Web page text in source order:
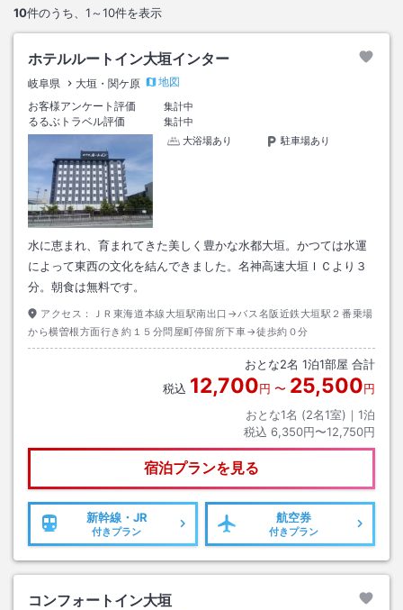
10件のうち、 1～10件を表示
ホテルルートイン大垣インター
岐阜県 大垣・関ケ原
地図
お客様アンケート評価
集計中
るるぶトラベル評価
集計中
大浴場あり
駐車場あり
水に恵まれ、育まれてきた美しく豊かな水都大垣。かつては水運
によって東西の文化を結んできました。名神高速大垣ＩＣより３
分。朝食は無料です。
アクセス：
ＪＲ東海道本線大垣駅南出口→バス名阪近鉄大垣駅２番乗場
から横曽根方面行き約１５分問屋町停留所下車→徒歩約０分
おとな2名 1泊1部屋 合計
税込 12,700円 〜 25,500円
おとな1名 (2名1室)｜ 1泊
税込 6,350円〜12,750円
宿泊プランを見る
新幹線・JR
付きプラン
航空券
付きプラン
コンフォートイン大垣